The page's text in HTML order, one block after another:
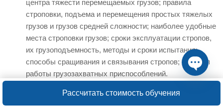
центра тяжести перемещаемых грузов; правила
строповки, подъема и перемещения простых тяжелых
грузов и грузов средней сложности; наиболее удобные
места строповки грузов; сроки эксплуатации стропов,
их грузоподъемность, методы и сроки испытания;
способы сращивания и связывания стропов; принцип
работы грузозахватных приспособлений.
Open
Рассчитать стоимость обучения